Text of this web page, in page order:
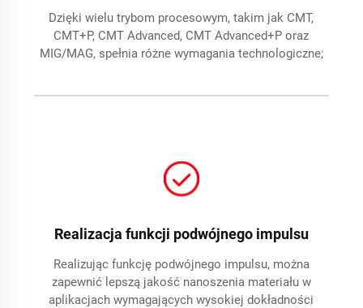
Dzięki wielu trybom procesowym, takim jak CMT,
CMT+P, CMT Advanced, CMT Advanced+P oraz
MIG/MAG, spełnia różne wymagania technologiczne;
Realizacja funkcji podwójnego impulsu
Realizując funkcję podwójnego impulsu, można
zapewnić lepszą jakość nanoszenia materiału w
aplikacjach wymagających wysokiej dokładności